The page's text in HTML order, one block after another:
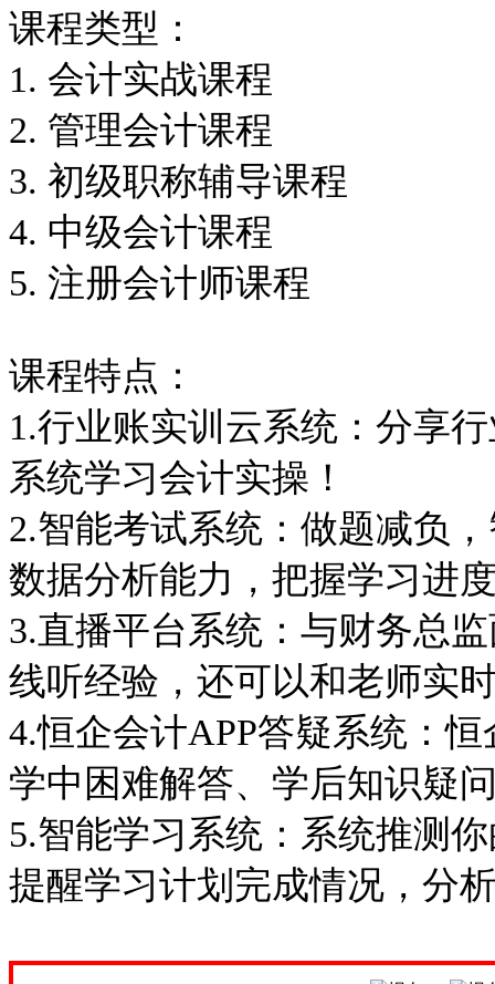
课程类型：
1. 会计实战课程
2. 管理会计课程
3. 初级职称辅导课程
4. 中级会计课程
5. 注册会计师课程
课程特点：
1.行业账实训云系统：分享
系统学习会计实操！
2.智能考试系统：做题减负
数据分析能力，把握学习进
3.直播平台系统：与财务总
线听经验，还可以和老师实
4.恒企会计APP答疑系统：
学中困难解答、学后知识疑
5.智能学习系统：系统推测
提醒学习计划完成情况，分